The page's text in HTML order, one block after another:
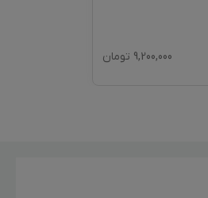
9,200,000 تومان